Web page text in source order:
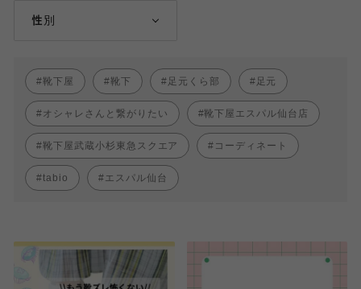
性別
靴下屋 靴下 足元くら部 足元
オシャレさんと繋がりたい 靴下屋エスパル仙台店
靴下屋武蔵小杉東急スクエア コーディネート
tabio エスパル仙台